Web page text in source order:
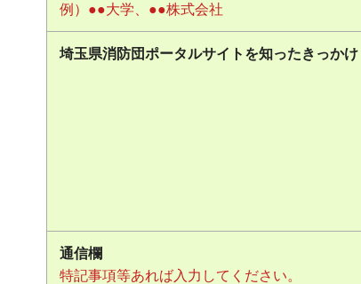
例）●●大学、●●株式会社
埼玉県消防団ポータルサイトを知ったきっかけ
通信欄
特記事項等あれば入力してください。